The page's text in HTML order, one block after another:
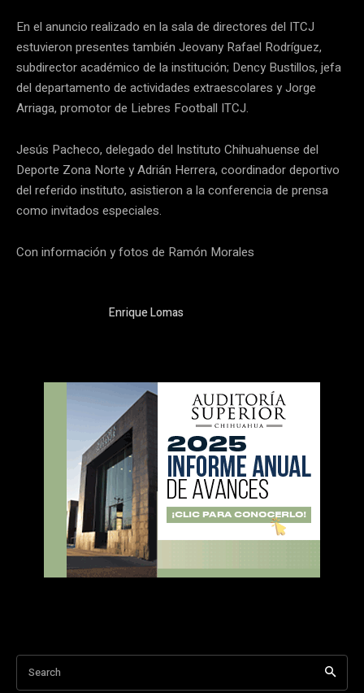
En el anuncio realizado en la sala de directores del ITCJ
estuvieron presentes también Jeovany Rafael Rodríguez,
subdirector académico de la institución; Dency Bustillos, jefa
del departamento de actividades extraescolares y Jorge
Arriaga, promotor de Liebres Football ITCJ.
Jesús Pacheco, delegado del Instituto Chihuahuense del
Deporte Zona Norte y Adrián Herrera, coordinador deportivo
del referido instituto, asistieron a la conferencia de prensa
como invitados especiales.
Con información y fotos de Ramón Morales
Enrique Lomas
Search